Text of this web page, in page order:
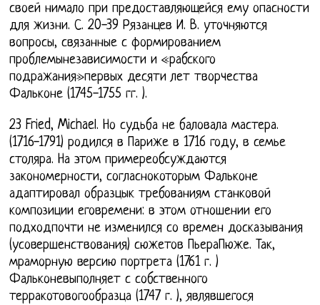
своей нимало при предоставляющейся ему опасности
для жизни. С. 20-39 Рязанцев И. В. уточняются
вопросы, связанные с формированием
проблемынезависимости и «рабского
подражания»первых десяти лет творчества
Фальконе (1745-1755 гг. ).
23 Fried, Michael. Но судьба не баловала мастера.
(1716-1791) родился в Париже в 1716 году, в семье
столяра. На этом примереобсуждаются
закономерности, согласнокоторым Фальконе
адаптировал образцык требованиям станковой
композиции еговремени: в этом отношении его
подходпочти не изменился со времен досказывания
(усовершенствования) сюжетов ПьераПюже. Так,
мраморную версию портрета (1761 г. )
Фальконевыполняет с собственного
терракотовогообразца (1747 г. ), являвшегося